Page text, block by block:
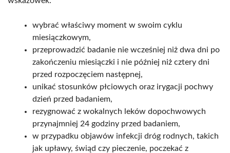
wybrać właściwy moment w swoim cyklu
miesiączkowym,
przeprowadzić badanie nie wcześniej niż dwa dni po
zakończeniu miesiączki i nie później niż cztery dni
przed rozpoczęciem następnej,
unikać stosunków płciowych oraz irygacji pochwy
dzień przed badaniem,
rezygnować z wokalnych leków dopochwowych
przynajmniej 24 godziny przed badaniem,
w przypadku objawów infekcji dróg rodnych, takich
jak upławy, świąd czy pieczenie, poczekać z